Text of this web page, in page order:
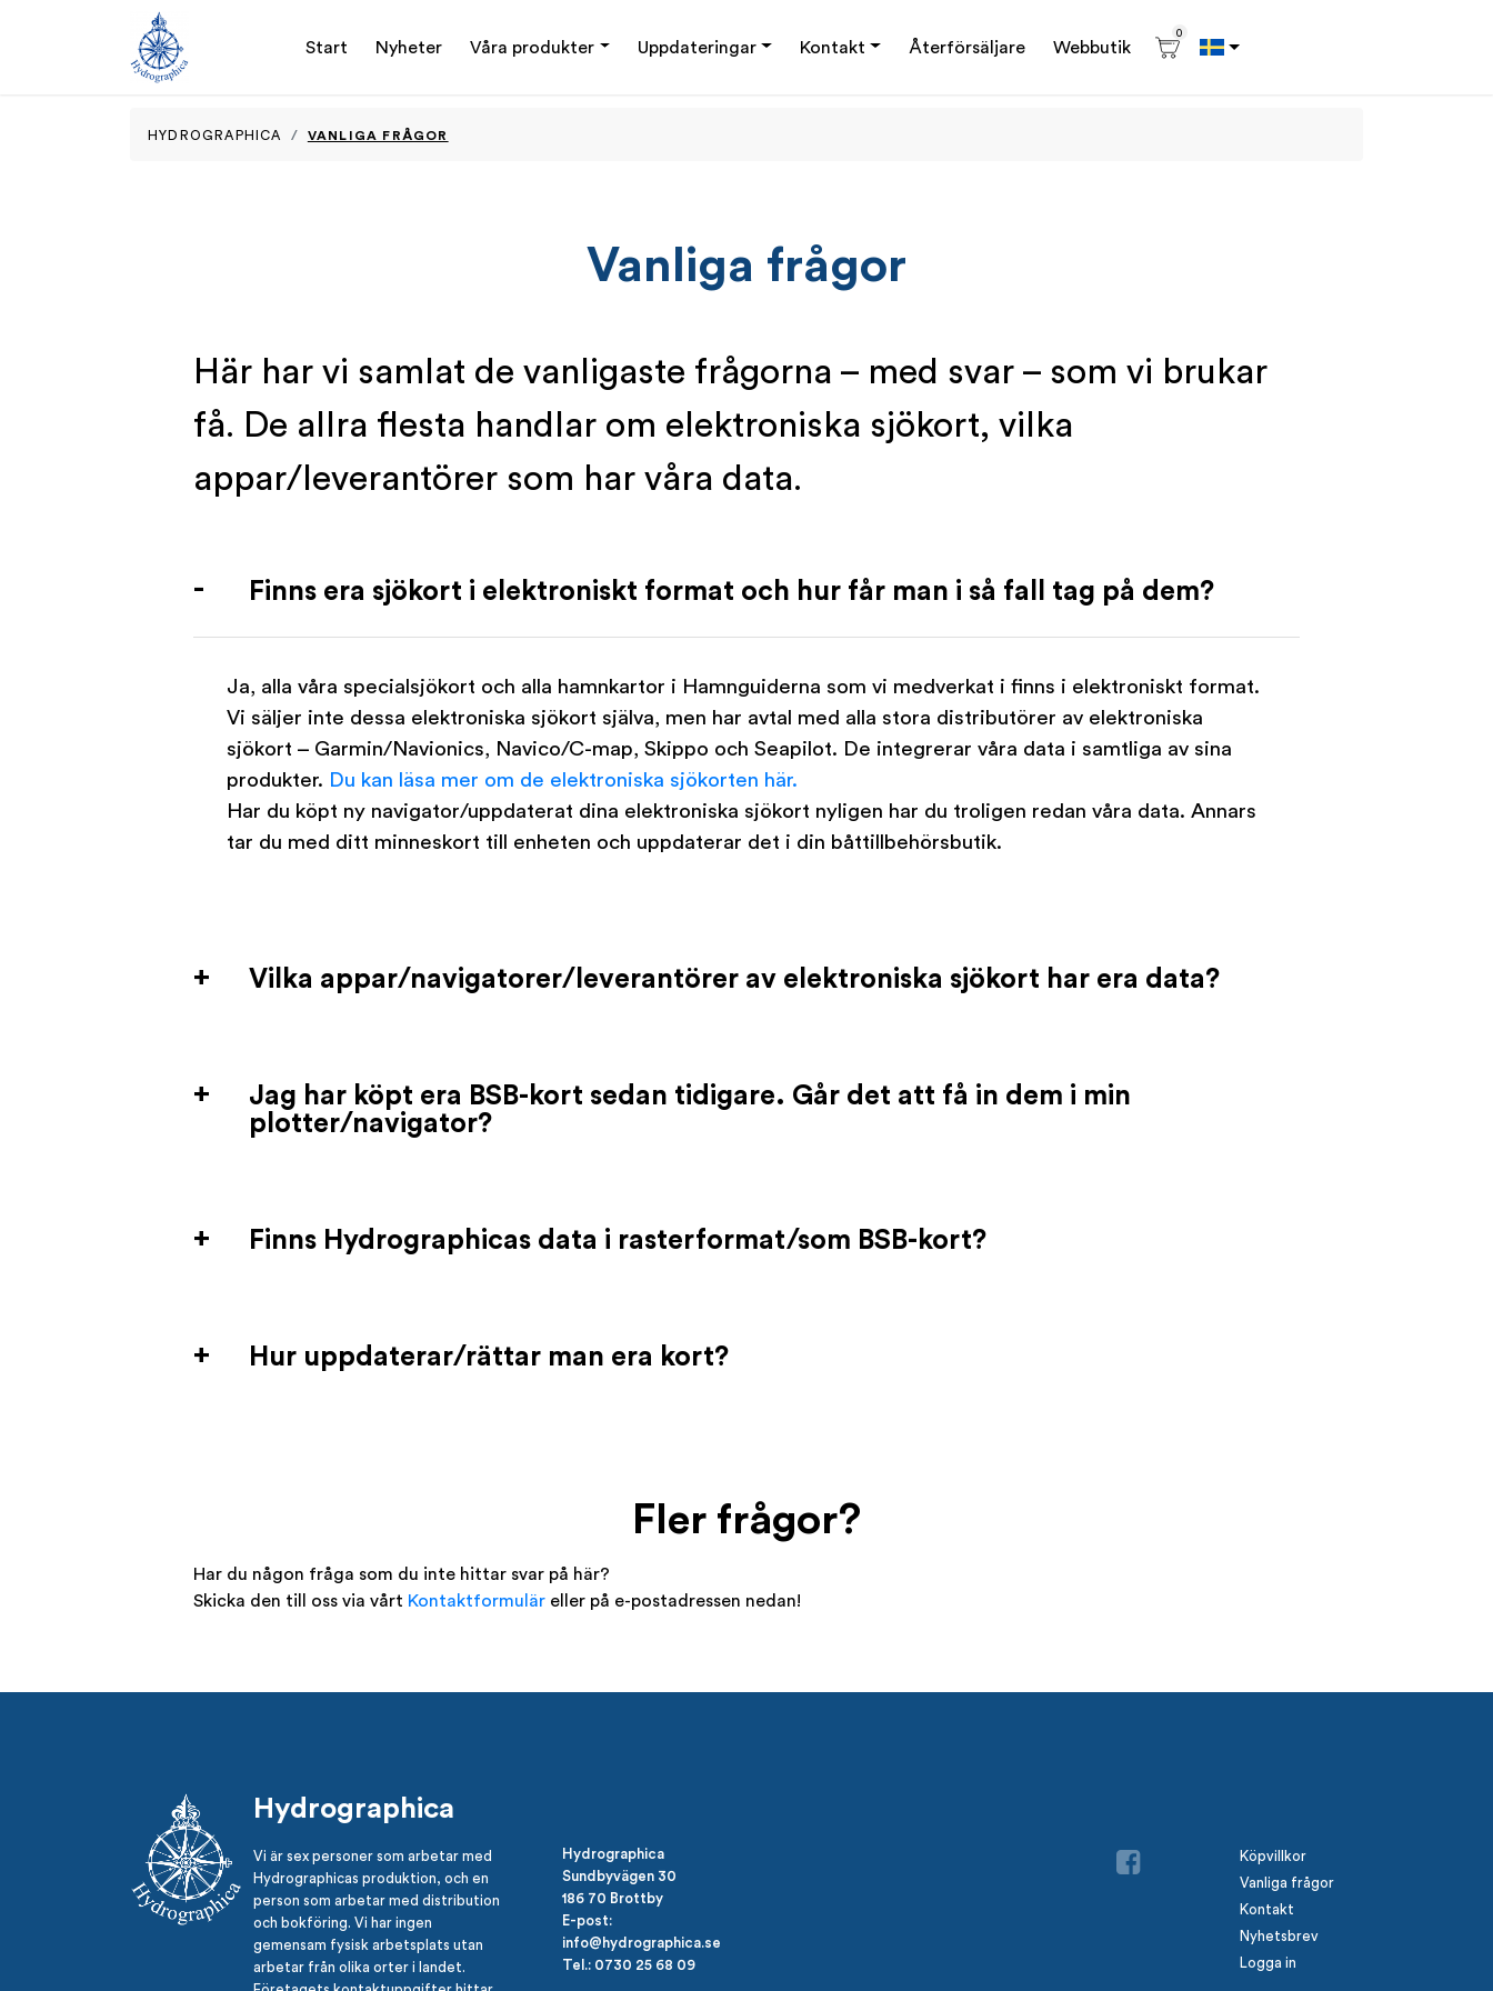
Start Nyheter Våra produkter Uppdateringar Kontakt Återförsäljare Webbutik
0
HYDROGRAPHICA VANLIGA FRÅGOR
Vanliga frågor
Här har vi samlat de vanligaste frågorna – med svar – som vi brukar
få. De allra flesta handlar om elektroniska sjökort, vilka
appar/leverantörer som har våra data.
Finns era sjökort i elektroniskt format och hur får man i så fall tag på dem?
Ja, alla våra specialsjökort och alla hamnkartor i Hamnguiderna som vi medverkat i finns i elektroniskt format.
Vi säljer inte dessa elektroniska sjökort själva, men har avtal med alla stora distributörer av elektroniska
sjökort – Garmin/Navionics, Navico/C-map, Skippo och Seapilot. De integrerar våra data i samtliga av sina
produkter. Du kan läsa mer om de elektroniska sjökorten här.
Har du köpt ny navigator/uppdaterat dina elektroniska sjökort nyligen har du troligen redan våra data. Annars
tar du med ditt minneskort till enheten och uppdaterar det i din båttillbehörsbutik.
Vilka appar/navigatorer/leverantörer av elektroniska sjökort har era data?
Jag har köpt era BSB-kort sedan tidigare. Går det att få in dem i min
plotter/navigator?
Finns Hydrographicas data i rasterformat/som BSB-kort?
Hur uppdaterar/rättar man era kort?
Fler frågor?
Har du någon fråga som du inte hittar svar på här?
Skicka den till oss via vårt Kontaktformulär eller på e-postadressen nedan!
Hydrographica
Vi är sex personer som arbetar med
Hydrographicas produktion, och en
person som arbetar med distribution
och bokföring. Vi har ingen
gemensam fysisk arbetsplats utan
arbetar från olika orter i landet.
Hydrographica
Sundbyvägen 30
186 70 Brottby
E-post:
info@hydrographica.se
Tel.: 0730 25 68 09
Köpvillkor
Vanliga frågor
Kontakt
Nyhetsbrev
Logga in